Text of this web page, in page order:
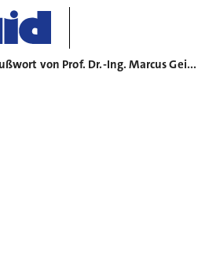
Grußwort von Prof. Dr.-Ing. Marcus Geimer, KIT